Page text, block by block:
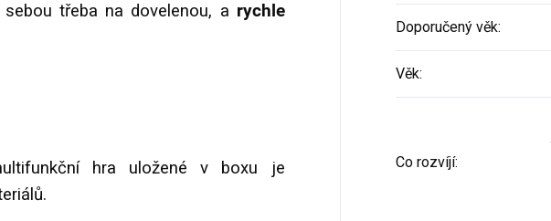
třeba na dovelenou, a rychle
hra uložené v boxu je
Doporučený věk:
Věk:
Co rozvíjí: